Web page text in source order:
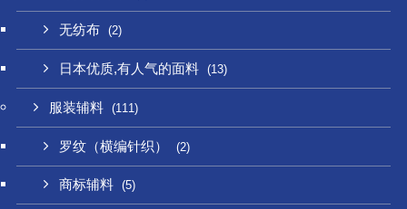
无纺布 (2)
日本优质,有人气的面料 (13)
服装辅料 (111)
罗纹（横编针织） (2)
商标辅料 (5)